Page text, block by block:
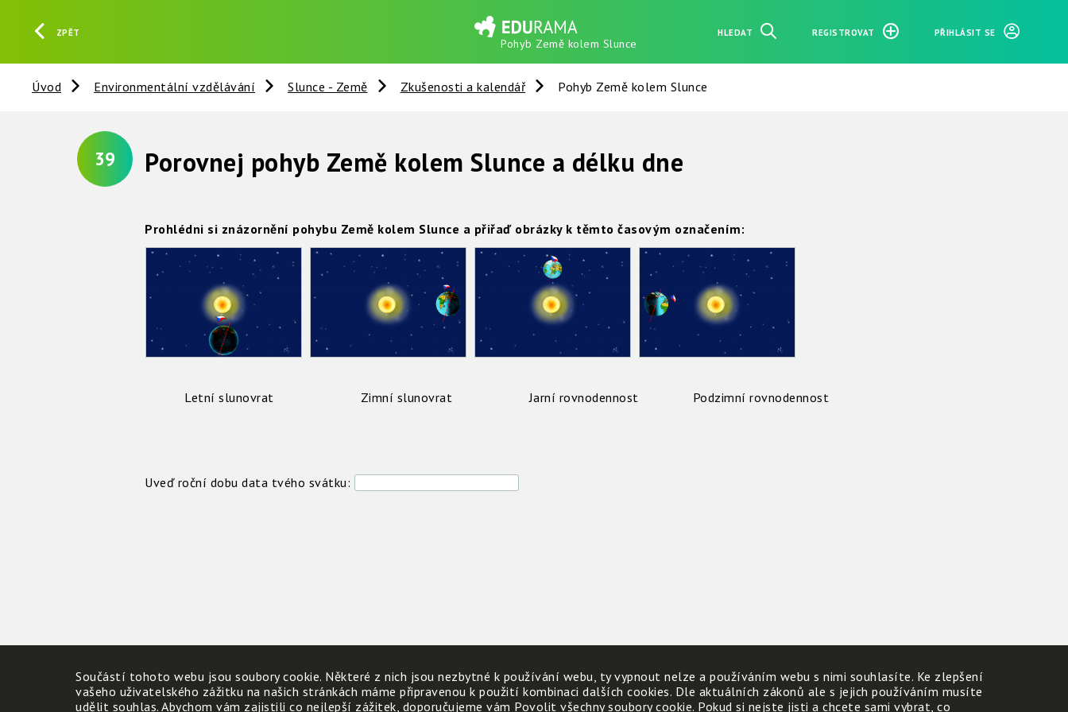
ZPĚT
Pohyb Země kolem Slunce
HLEDAT REGISTROVAT PŘIHLÁSIT SE
Úvod Environmentální vzdělávání Slunce - Země Zkušenosti a kalendář Pohyb Země kolem Slunce
39 Porovnej pohyb Země kolem Slunce a délku dne
Prohlédni si znázornění pohybu Země kolem Slunce a přiřaď obrázky k těmto časovým označením:
Letní slunovrat Zimní slunovrat Jarní rovnodennost Podzimní rovnodennost
Uveď roční dobu data tvého svátku:
Součástí tohoto webu jsou soubory cookie. Některé z nich jsou nezbytné k používání webu, ty vypnout nelze a používáním webu s nimi souhlasíte. Ke zlepšení
vašeho uživatelského zážitku na našich stránkách máme připravenou k použití kombinaci dalších cookies. Dle aktuálních zákonů ale s jejich používáním musíte
udělit souhlas. Abychom vám zajistili co nejlepší zážitek, doporučujeme vám Povolit všechny soubory cookie. Pokud si nejste jisti a chcete sami vybrat, co